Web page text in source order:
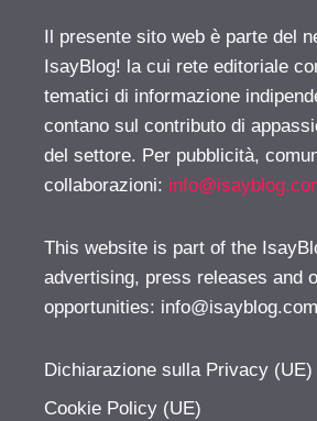
Il presente sito web è parte del
IsayBlog! la cui rete editoriale
tematici di informazione
contano sul contributo di
del settore. Per pubblicità,
collaborazioni:
This website is part of the
advertising, press releases and
opportunities:
Dichiarazione sulla Privacy (UE)
Cookie Policy (UE)